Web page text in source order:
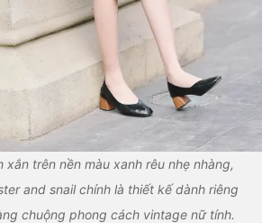
xắn trên nền màu xanh rêu nhẹ nhàng,
and snail chính là thiết kế dành riêng
chuộng phong cách vintage nữ tính.